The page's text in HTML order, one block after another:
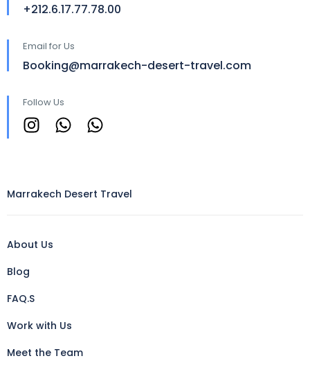
+212.6.17.77.78.00
Email for Us
Booking@marrakech-desert-travel.com
Follow Us
Marrakech Desert Travel
About Us
Blog
FAQ.S
Work with Us
Meet the Team